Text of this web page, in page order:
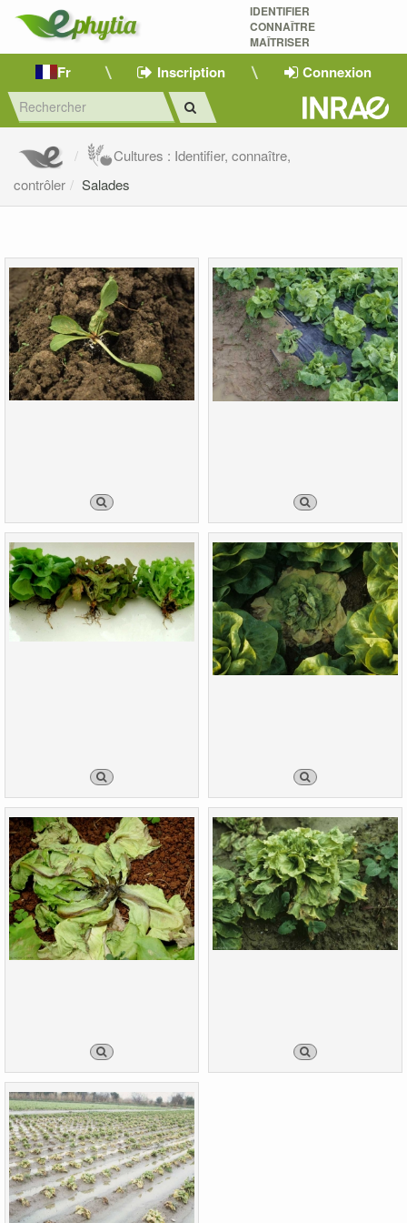
IDENTIFIER
CONNAÎTRE
MAÎTRISER
Fr Inscription Connexion
Cultures : Identifier, connaître,
contrôler
Salades